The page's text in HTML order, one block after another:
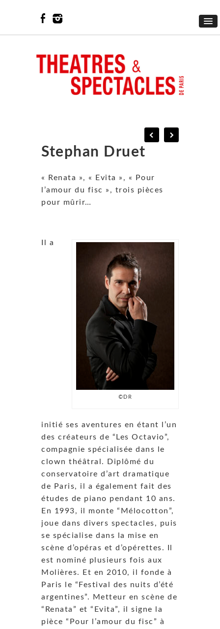
Stephan Druet
« Renata », « Evita », « Pour
l’amour du fisc », trois pièces
pour mûrir…
©DR
Il a
initié ses aventures en étant l’un
des créateurs de “Les Octavio”,
compagnie spécialisée dans le
clown théâtral. Diplômé du
conservatoire d’art dramatique
de Paris, il a également fait des
études de piano pendant 10 ans.
En 1993, il monte “Mélocotton”,
joue dans divers spectacles, puis
se spécialise dans la mise en
scène d’opéras et d’opérettes. Il
est nominé plusieurs fois aux
Molières. Et en 2010, il fonde à
Paris le “Festival des nuits d’été
argentines”. Metteur en scène de
“Renata” et “Evita”, il signe la
pièce “Pour l’amour du fisc” à